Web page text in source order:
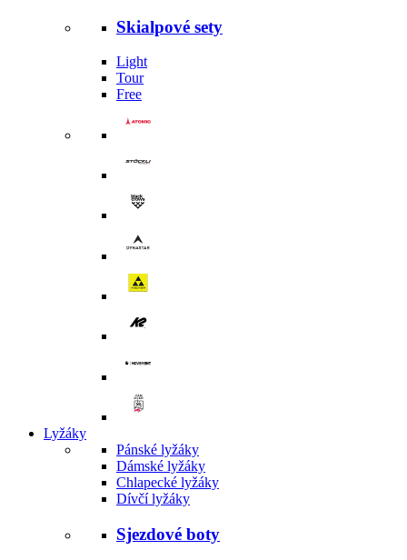
Skialpové sety
Light
Tour
Free
Lyžáky
Pánské lyžáky
Dámské lyžáky
Chlapecké lyžáky
Dívčí lyžáky
Sjezdové boty